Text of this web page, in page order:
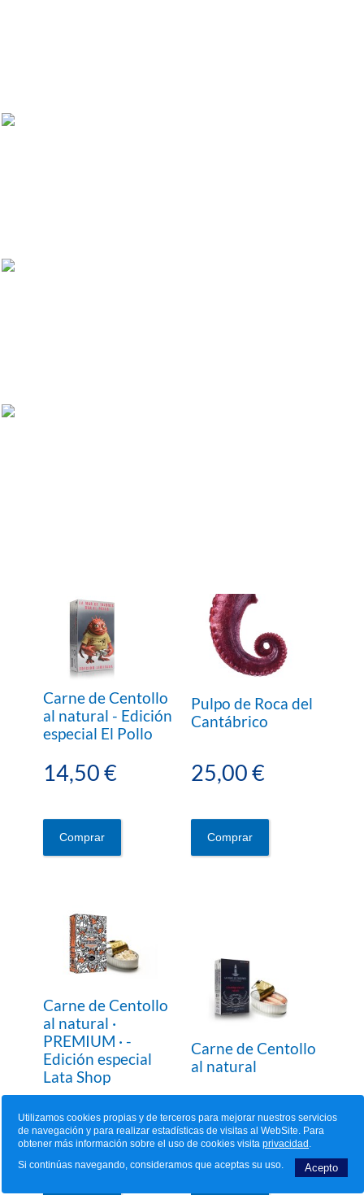
Carne de Centollo
al natural - Edición
especial El Pollo
14,50 €
Comprar
Pulpo de Roca del
Cantábrico
25,00 €
Comprar
Carne de Centollo
al natural ·
PREMIUM · -
Edición especial
Lata Shop
16,90 €
Carne de Centollo
al natural
Utilizamos cookies propias y de terceros para mejorar nuestros servicios
de navegación y para realizar estadísticas de visitas al WebSite. Para
obtener más información sobre el uso de cookies visita privacidad .
Si continúas navegando, consideramos que aceptas su uso.
Acepto